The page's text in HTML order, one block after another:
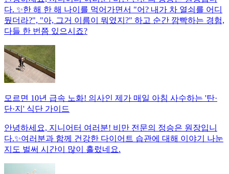
다. ✨한 해 한 해 나이를 먹어가면서 "어? 내가 차 열쇠를 어디
뒀더라?", "아, 그거 이름이 뭐였지?" 하고 순간 깜빡하는 경험,
다들 한 번쯤 있으시죠?
모르면 10년 급속 노화! 의사인 제가 매일 아침 사수하는 '탄·
단·지' 식단 가이드
안녕하세요, 지니어터 여러분! 비만 전문의 정승은 원장입니
다.✨여러분과 함께 건강한 다이어트 습관에 대해 이야기 나눈
지도 벌써 시간이 많이 흘렀네요.